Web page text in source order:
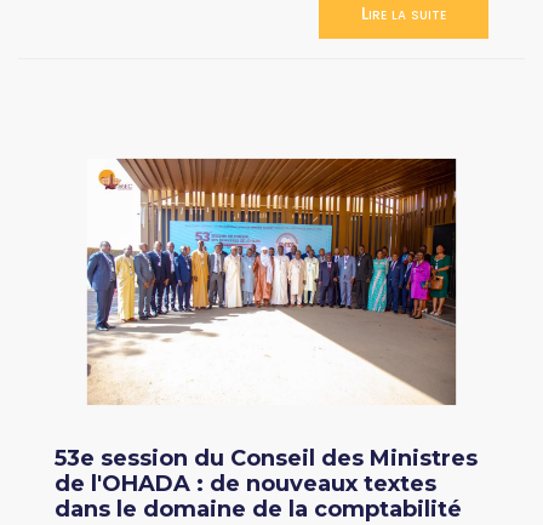
Lire la suite
53e session du Conseil des Ministres
de l'OHADA : de nouveaux textes
dans le domaine de la comptabilité